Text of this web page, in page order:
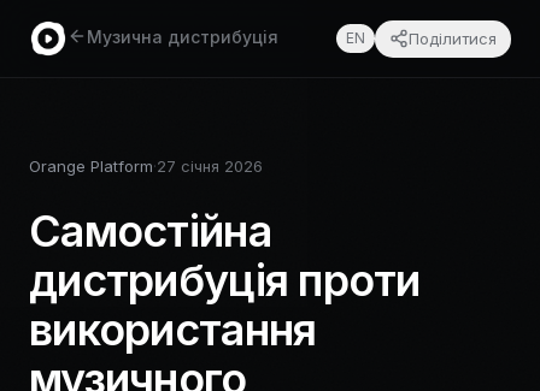
Музична дистрибуція EN Поділитися
Orange Platform·27 січня 2026
Самостійна
дистрибуція проти
використання
музичного